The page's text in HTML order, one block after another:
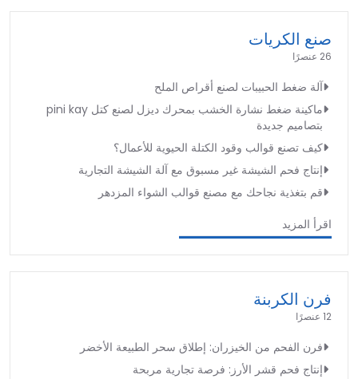
صنع الكريات
26 عنصرًا
آلة ضغط الحبيبات لصنع أقراص الملح
ماكينة ضغط نشارة الخشب بمحرك ديزل لصنع كتل pini kay
بتصاميم جديدة
كيف تصنع قوالب وقود الكتلة الحيوية للأعمال؟
إنتاج فحم الشيشة غير مسبوق مع آلة الشيشة التجارية
قم بتغذية نجاحك مع مصنع قوالب الشواء المزدهر
اقرأ المزيد
فرن الكربنة
12 عنصرًا
فرن الفحم من الخيزران: إطلاق سحر الطبيعة الأخضر
إنتاج فحم قشر الأرز: فرصة تجارية مربحة